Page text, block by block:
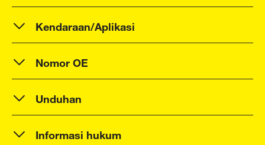
Kendaraan/Aplikasi
Nomor OE
Unduhan
Informasi hukum